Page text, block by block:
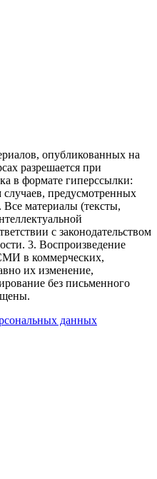
опубликованных на
разрешается при
в формате гиперссылки:
случаев, предусмотренных
Все материалы (тексты,
с законодательством
3. Воспроизведение
в коммерческих,
их изменение,
без письменного
данных